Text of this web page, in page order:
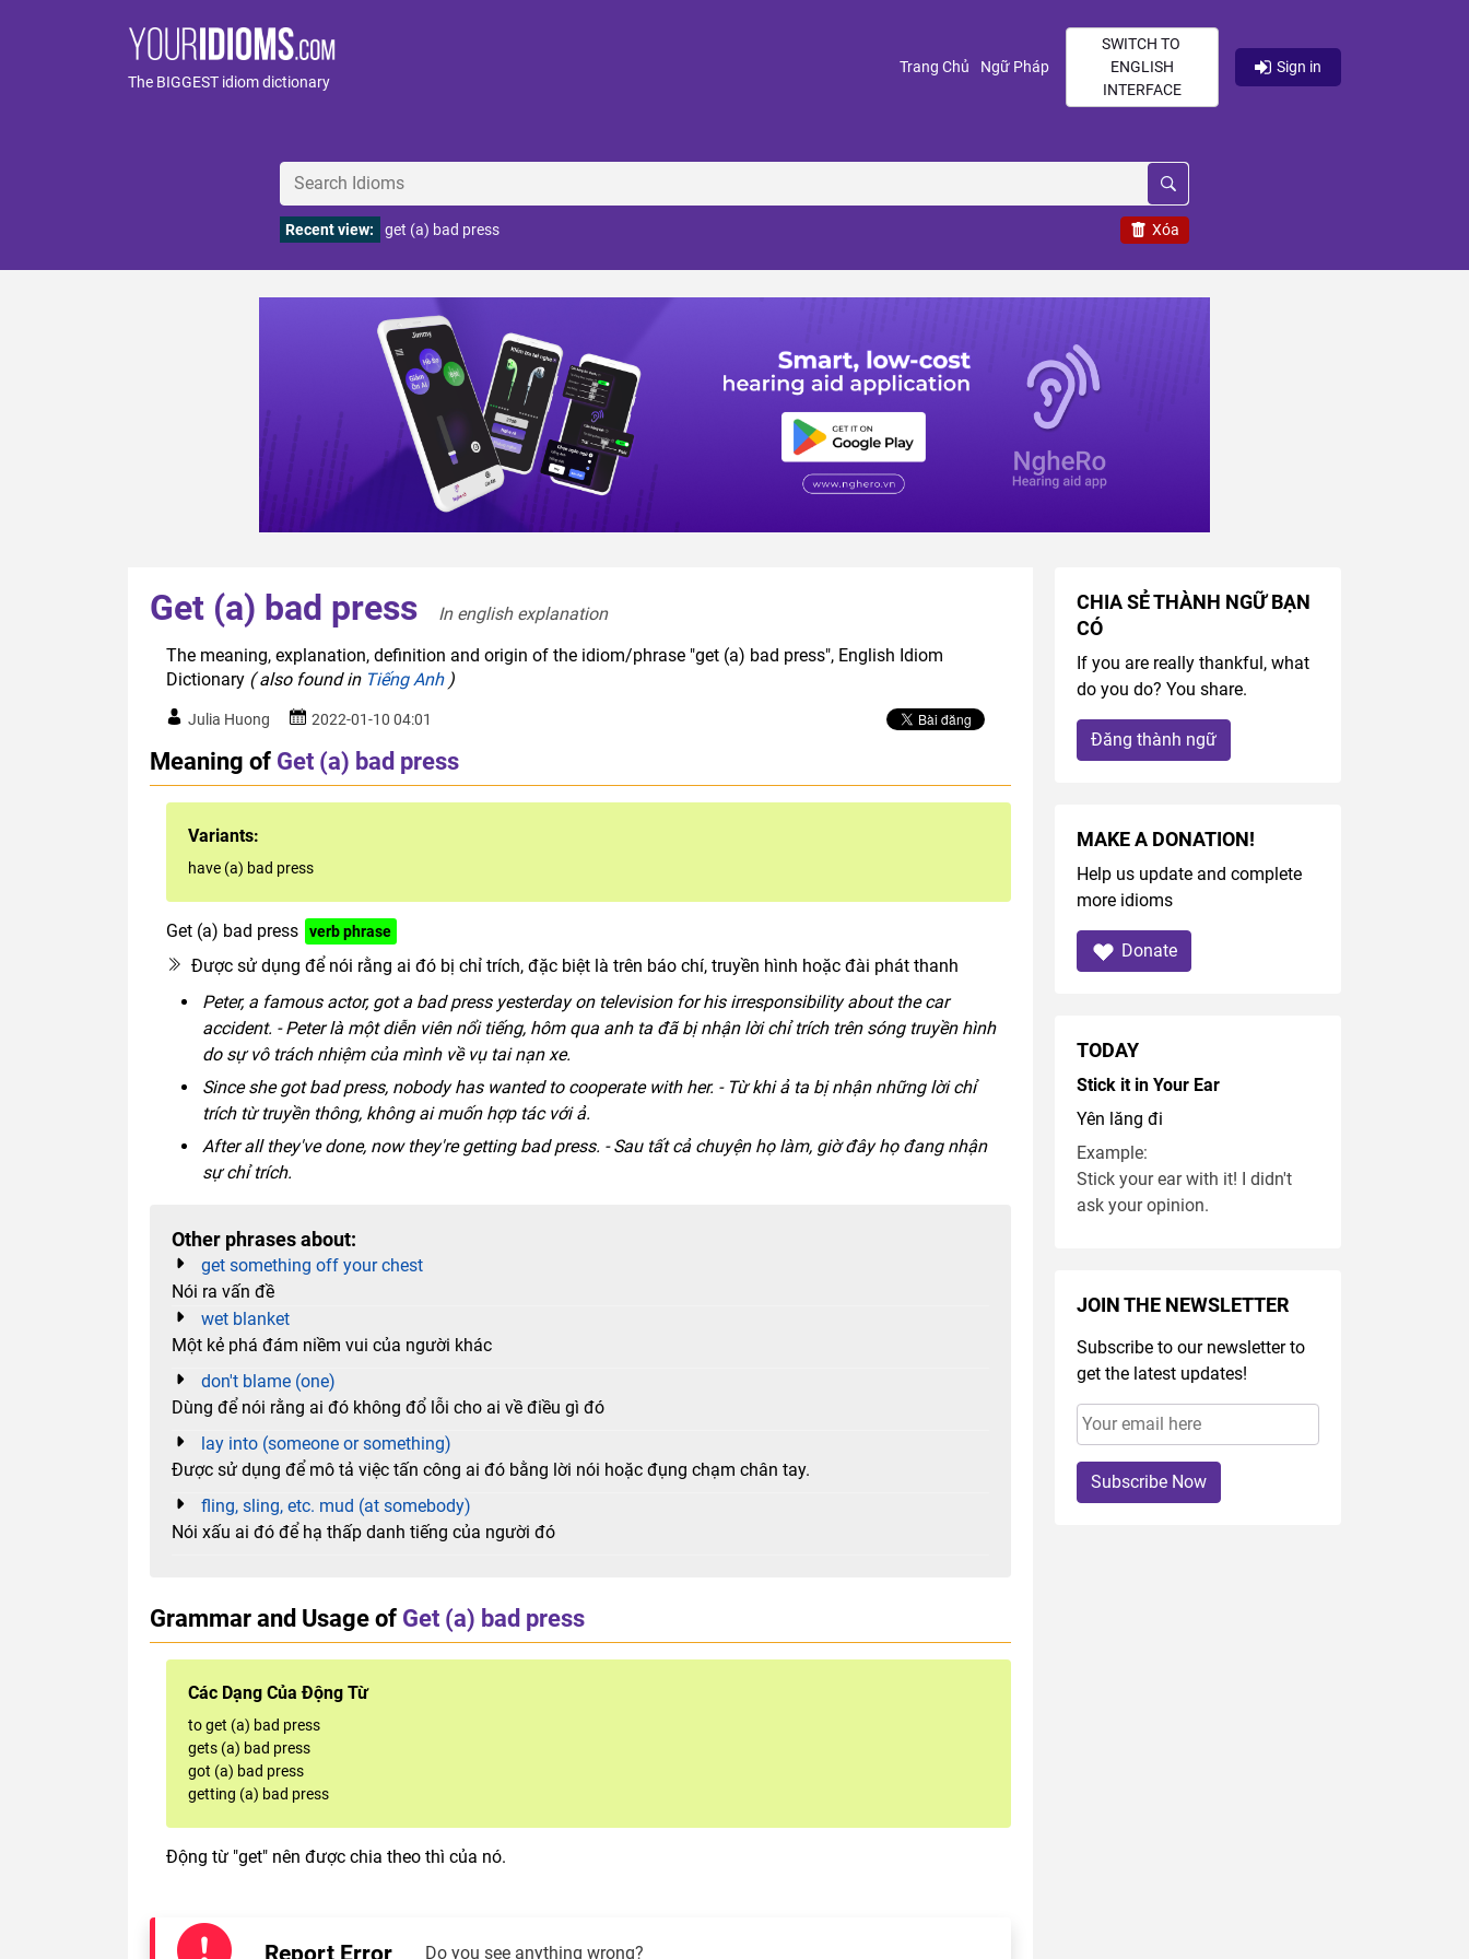
The BIGGEST idiom dictionary
Trang Chủ (current)
Ngữ Pháp(current)
SWITCH TO
ENGLISH
INTERFACE
Sign in
Xóa
Recent view: get (a) bad press
Get (a) bad press
In english explanation
The meaning, explanation, definition and origin of the idiom/phrase "get (a) bad press", English Idiom
Dictionary ( also found in Tiếng Anh)
Julia Huong 2022-01-10 04:01
Meaning of Get (a) bad press
Variants:
have (a) bad press
Get (a) bad press verb phrase
Được sử dụng để nói rằng ai đó bị chỉ trích, đặc biệt là trên báo chí, truyền hình hoặc đài phát thanh
Peter, a famous actor, got a bad press yesterday on television for his irresponsibility about the car
accident. - Peter là một diễn viên nổi tiếng, hôm qua anh ta đã bị nhận lời chỉ trích trên sóng truyền hình
do sự vô trách nhiệm của mình về vụ tai nạn xe.
Since she got bad press, nobody has wanted to cooperate with her. - Từ khi ả ta bị nhận những lời chỉ
trích từ truyền thông, không ai muốn hợp tác với ả.
After all they've done, now they're getting bad press. - Sau tất cả chuyện họ làm, giờ đây họ đang nhận
sự chỉ trích.
Other phrases about:
get something off your chest
Nói ra vấn đề
wet blanket
Một kẻ phá đám niềm vui của người khác
don't blame (one)
Dùng để nói rằng ai đó không đổ lỗi cho ai về điều gì đó
lay into (someone or something)
Được sử dụng để mô tả việc tấn công ai đó bằng lời nói hoặc đụng chạm chân tay.
fling, sling, etc. mud (at somebody)
Nói xấu ai đó để hạ thấp danh tiếng của người đó
Grammar and Usage of Get (a) bad press
Các Dạng Của Động Từ
to get (a) bad press
gets (a) bad press
got (a) bad press
getting (a) bad press
Động từ "get" nên được chia theo thì của nó.
Report Error Do you see anything wrong?
CHIA SẺ THÀNH NGỮ BẠN
CÓ
If you are really thankful, what
do you do? You share.
Đăng thành ngữ
MAKE A DONATION!
Help us update and complete
more idioms
Donate
TODAY
Stick it in Your Ear
Yên lăng đi
Example:
Stick your ear with it! I didn't
ask your opinion.
JOIN THE NEWSLETTER
Subscribe to our newsletter to
get the latest updates!
Subscribe Now